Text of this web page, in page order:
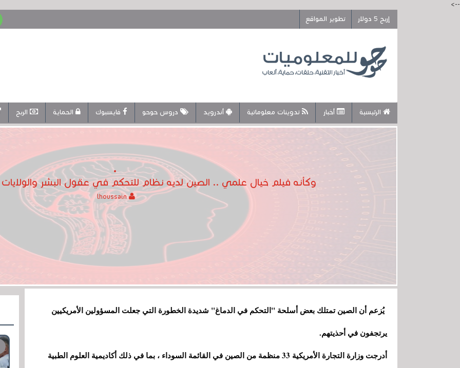
-->
إربح 5 دولار
تطوير المواقع
الرئيسية أخبار تدوينات معلوماتية أندرويد دروس حوحو فايسبوك الحماية الربح
وكأنه فيلم خيال علمي .. الصين لديه نظام للتحكم في عقول البشر والولايات
lhoussain
يُزعم أن الصين تمتلك بعض أسلحة "التحكم في الدماغ" شديدة الخطورة التي جعلت المسؤولين الأمريكيين
يرتجفون في أحذيتهم.
أدرجت وزارة التجارة الأمريكية 33 منظمة من الصين في القائمة السوداء ، بما في ذلك أكاديمية العلوم الطبية